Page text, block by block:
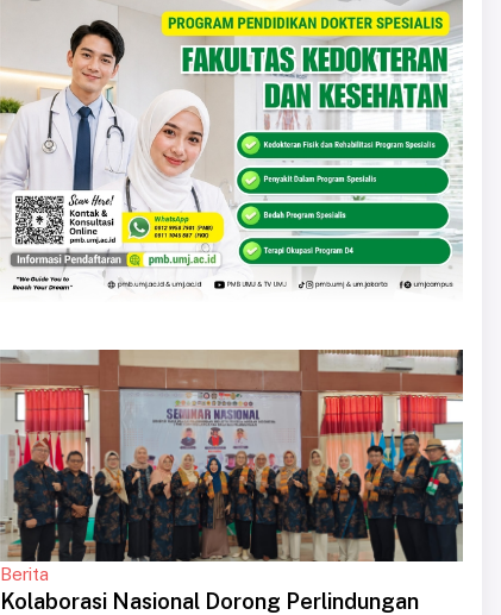
Berita
Kolaborasi Nasional Dorong Perlindungan